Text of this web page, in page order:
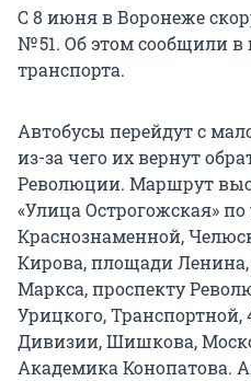
С 8 июня в Воронеже
№ 51. Об этом сообщили в
транспорта.
Автобусы перейдут с
из-за чего их вернут
Революции. Маршрут
«Улица Острогожская»
Краснознаменной,
Кирова, площади
Маркса, проспекту
Урицкого, Транспортной,
Дивизии, Шишкова,
Академика Конопатова.